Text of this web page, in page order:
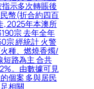
示多次轉賬後
幣(折合約四百
, 2025年本澳所
宗 去年全年
宗 經統計 火警
種、燃燒香燭/
路為主 合共
。由數據可見
個案 多與居民
相關